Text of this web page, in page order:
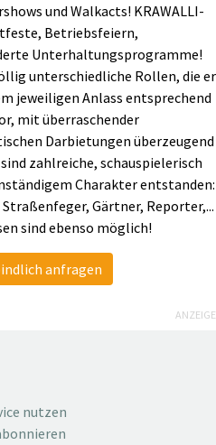
und Walkacts! KRAWALLI-
Betriebsfeiern,
Unterhaltungsprogramme!
unterschiedliche Rollen, die er
jeweiligen Anlass entsprechend
mit überraschender
Darbietungen überzeugend
zahlreiche, schauspielerisch
Charakter entstanden:
Gärtner, Reporter,...
sind ebenso möglich!
anfragen
ANZEIGE
nutzen